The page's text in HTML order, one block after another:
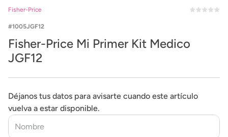
Fisher-Price
1005JGF12
Fisher-Price Mi Primer Kit Medico
JGF12
Déjanos tus datos para avisarte cuando este artículo
vuelva a estar disponible.